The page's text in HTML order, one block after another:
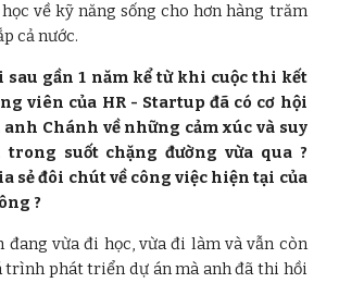
về kỹ năng sống cho hơn hàng trăm
cả nước.
sau gần 1 năm kể từ khi cuộc thi kết
viên của HR - Startup đã có cơ hội
Chánh về những cảm xúc và suy
suốt chặng đường vừa qua ?
sẻ đôi chút về công việc hiện tại của
?
vừa đi học, vừa đi làm và vẫn còn
trình phát triển dự án mà anh đã thi hồi